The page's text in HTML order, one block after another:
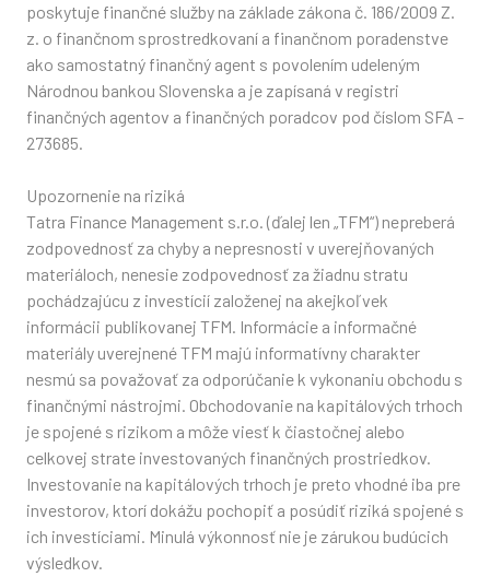
poskytuje finančné služby na základe zákona č. 186/2009 Z.
z. o finančnom sprostredkovaní a finančnom poradenstve
ako samostatný finančný agent s povolením udeleným
Národnou bankou Slovenska a je zapísaná v registri
finančných agentov a finančných poradcov pod číslom SFA -
273685.
Upozornenie na riziká
Tatra Finance Management s.r.o. (ďalej len „TFM“) nepreberá
zodpovednosť za chyby a nepresnosti v uverejňovaných
materiáloch, nenesie zodpovednosť za žiadnu stratu
pochádzajúcu z investícií založenej na akejkoľvek
informácii publikovanej TFM. Informácie a informačné
materiály uverejnené TFM majú informatívny charakter
nesmú sa považovať za odporúčanie k vykonaniu obchodu s
finančnými nástrojmi. Obchodovanie na kapitálových trhoch
je spojené s rizikom a môže viesť k čiastočnej alebo
celkovej strate investovaných finančných prostriedkov.
Investovanie na kapitálových trhoch je preto vhodné iba pre
investorov, ktorí dokážu pochopiť a posúdiť riziká spojené s
ich investíciami. Minulá výkonnosť nie je zárukou budúcich
výsledkov.